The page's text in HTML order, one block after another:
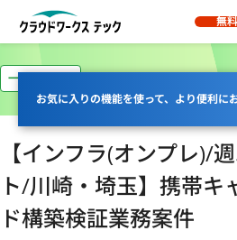
無
お気に入りの機能を使って、より便利に
一部リモート
【インフラ(オンプレ)/
ト/川崎・埼玉】携帯キ
ド構築検証業務案件